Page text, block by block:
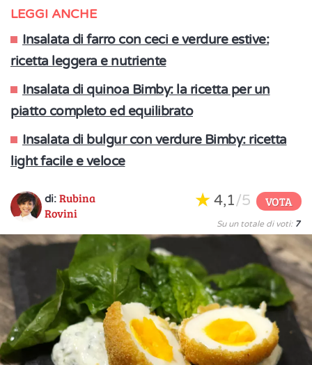
LEGGI ANCHE
Insalata di farro con ceci e verdure estive:
ricetta leggera e nutriente
Insalata di quinoa Bimby: la ricetta per un
piatto completo ed equilibrato
Insalata di bulgur con verdure Bimby: ricetta
light facile e veloce
di: Rubina
Rovini
4,1/5 VOTA
Su un totale di voti: 7